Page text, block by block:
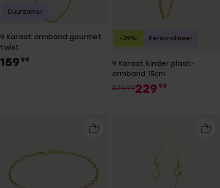
9 Karaat armband gourmet
twist
159 99
Duurzamer
9 Karaat kinder plaat-
armband 15cm
379.99229 99
-39% Personaliseer